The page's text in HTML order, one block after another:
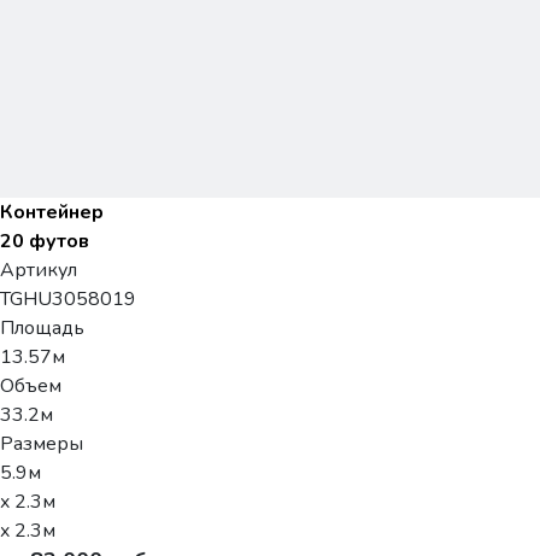
Контейнер
20 футов
Артикул
TGHU3058019
Площадь
13.57м
Объем
33.2м
Размеры
5.9м
x 2.3м
x 2.3м